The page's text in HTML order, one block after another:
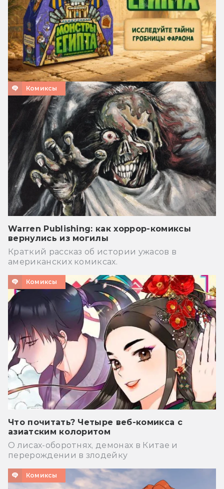
Комиксы
Warren Publishing: как хоррор-комиксы
вернулись из могилы
Краткий рассказ об истории ужасов в
американских комиксах.
Комиксы
Что почитать? Четыре веб-комикса с
азиатским колоритом
О лисах-оборотнях, демонах в Китае и
перерождении в злодейку
Комиксы